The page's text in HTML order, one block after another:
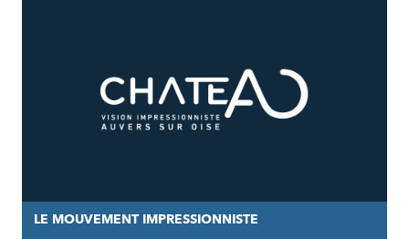
LE MOUVEMENT IMPRESSIONNISTE